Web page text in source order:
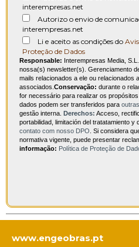
interempresas.net
Autorizo o envio de
interempresas.net
Li e aceito as condições do
Proteção de Dados
Responsable: Interempresas Media,
nossa(s) newsletter(s). Gerenciamento
mails relacionados a ele ou relacionados
associados. Conservação: durante o
for necessário para realizar os propósitos
dados podem ser transferidos para
gestão interna. Derechos: Acceso,
portabilidad, limitación del tratatamiento y
contato com nosso DPO . Si considera
normativa vigente, puede presentar
informação: Política de Proteção de
www.engeobras.pt